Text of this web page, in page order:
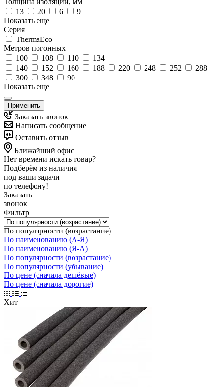
13
20 6
9
Показать еще
Серия
ThermaEco
Метров погонных
100
108 110
134
140
152 160 188 220 248 252
288
300
348
90
Показать еще
Применить
Заказать звонок
Написать сообщение
Оставить отзыв
Ближайший офис
Нет времени искать товар?
Подберём из наличия
под ваши задачи
по телефону!
Заказать
звонок
Фильтр
По популярности (возрастание)
По наименованию (А-Я)
По наименованию (Я-А)
По популярности (возрастание)
По популярности (убывание)
По цене (сначала дешёвые)
По цене (сначала дорогие)
Хит